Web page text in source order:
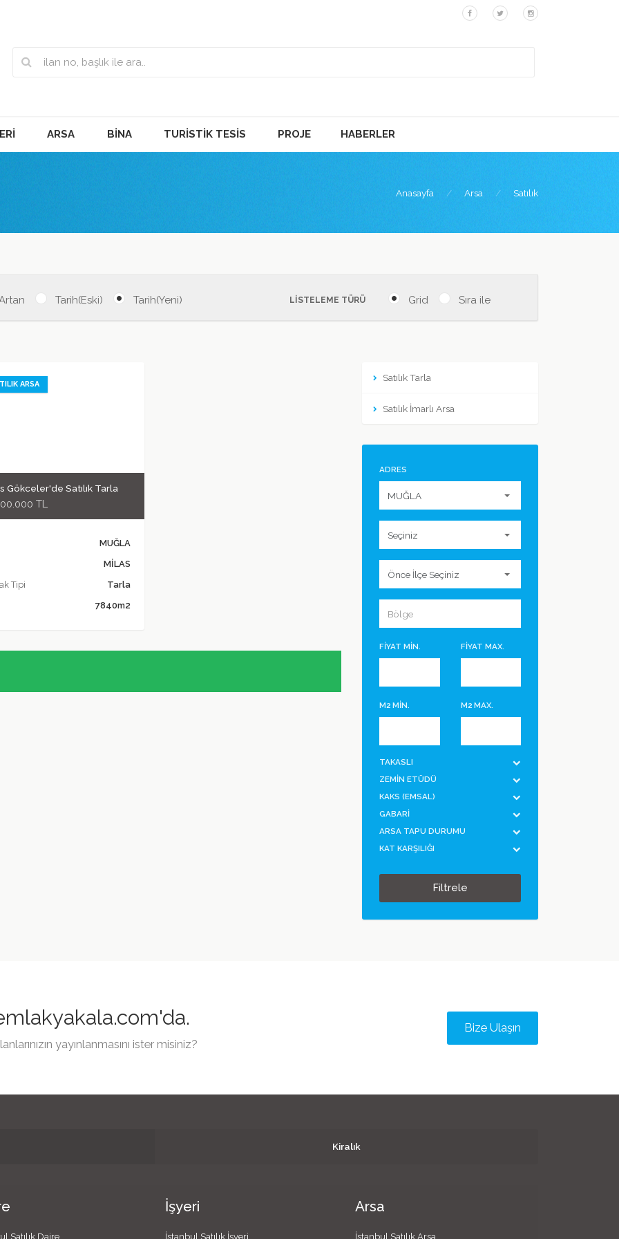
ARSA BİNA TURİSTİK TESİS PROJE HABERLER
Anasayfa Arsa Satılık
Tarih(Eski) Tarih(Yeni) LİSTELEME TÜRÜ Grid Sıra ile
ARSA
Gökceler'de Satılık Tarla
TL
MUĞLA
MİLAS
Tipi
Tarla
7840m2
Satılık Tarla
Satılık İmarlı Arsa
ADRES
FİYAT MİN. FİYAT MAX.
M2 MİN. M2 MAX.
TAKASLI
ZEMİN ETÜDÜ
KAKS (EMSAL)
GABARİ
ARSA TAPU DURUMU
KAT KARŞILIĞI
Filtrele
yayınlanmasını ister misiniz?
Bize Ulaşın
Kiralık
Satılık Daire
İşyeri
İstanbul Satılık İşyeri
Arsa
İstanbul Satılık Arsa